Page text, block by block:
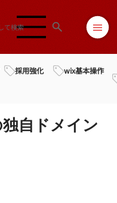
採用強化 wix基本操作
自ドメイン